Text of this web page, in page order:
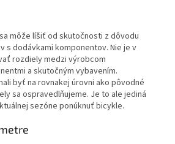
môže líšiť od skutočnosti z dôvodu
s dodávkami komponentov. Nie je v
rozdiely medzi výrobcom
a skutočným vybavením.
byť na rovnakej úrovni ako pôvodné
sa ospravedlňujeme. Je to ale jediná
sezóne ponúknuť bicykle.